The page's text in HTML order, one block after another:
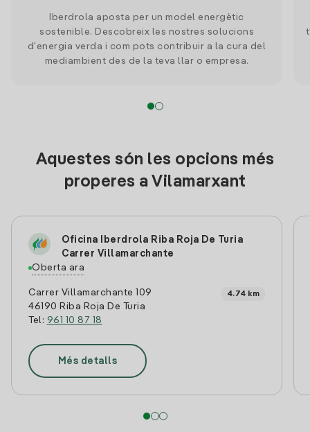
Iberdrola aposta per un model energètic
sostenible. Descobreix les nostres solucions
d'energia verda i com pots contribuir a la cura del
mediambient des de la teva llar o empresa.
Aquestes són les opcions més
properes a Vilamarxant
Oficina Iberdrola Riba Roja De Turia
Carrer Villamarchante
Oberta ara
Carrer Villamarchante 109
46190 Riba Roja De Turia
Tel: 961 10 87 18
4.74 km
Més detalls